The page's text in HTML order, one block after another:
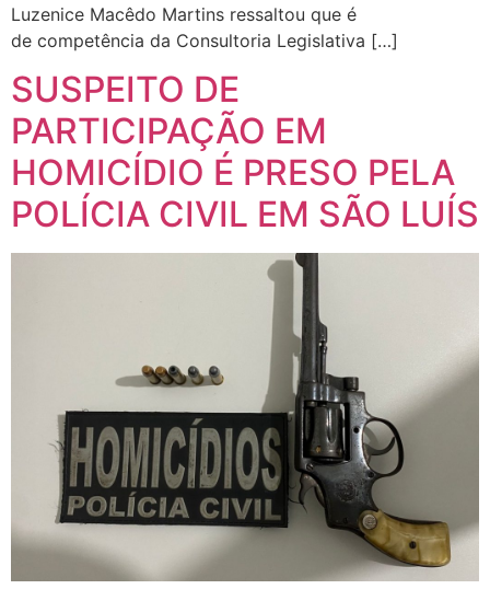
Luzenice Macêdo Martins ressaltou que é
de competência da Consultoria Legislativa […]
SUSPEITO DE
PARTICIPAÇÃO EM
HOMICÍDIO É PRESO PELA
POLÍCIA CIVIL EM SÃO LUÍS